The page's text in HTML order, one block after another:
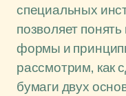
специальных
позволяет
формы и
рассмотрим, как
бумаги двух